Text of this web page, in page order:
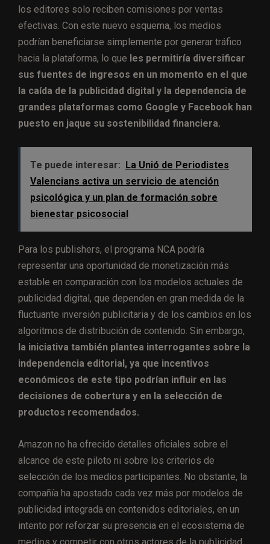
los editores solo reciben comisiones por ventas
efectivas. Con este nuevo esquema, los medios
podrían beneficiarse simplemente por generar tráfico
hacia la plataforma, lo que les permitiría diversificar
sus fuentes de ingresos en un momento en el que
la caída de la publicidad digital y la dependencia de
grandes plataformas como Google y Facebook han
puesto en jaque su sostenibilidad financiera.
Te puede interesar:
La Unió de Periodistes
Valencians activa un servicio de atención
psicológica y un plan de formación sobre
bienestar psicosocial
Para los publishers, el programa NCA podría
representar una oportunidad de monetización más
estable en comparación con los modelos actuales de
publicidad digital, que dependen en gran medida de la
fluctuante inversión publicitaria y de los cambios en los
algoritmos de distribución de contenido. Sin embargo,
la iniciativa también plantea interrogantes sobre la
independencia editorial, ya que incentivos
económicos de este tipo podrían influir en las
decisiones de cobertura y en la selección de
productos recomendados.
Amazon no ha ofrecido detalles oficiales sobre el
alcance de este piloto ni sobre los criterios de
selección de los medios participantes. No obstante, la
compañía ha apostado cada vez más por modelos de
publicidad integrada en contenidos editoriales, en un
intento por reforzar su presencia en el ecosistema de